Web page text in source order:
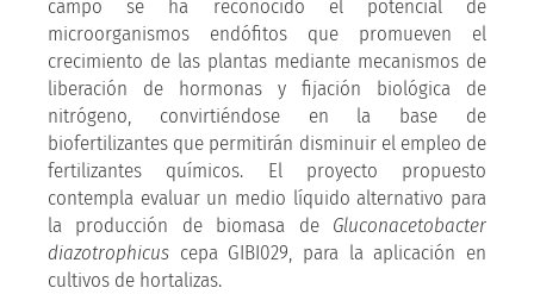
campo se ha reconocido el potencial de
microorganismos endófitos que promueven el
crecimiento de las plantas mediante mecanismos de
liberación de hormonas y fijación biológica de
nitrógeno, convirtiéndose en la base de
biofertilizantes que permitirán disminuir el empleo de
fertilizantes químicos. El proyecto propuesto
contempla evaluar un medio líquido alternativo para
la producción de biomasa de Gluconacetobacter
diazotrophicus cepa GIBI029, para la aplicación en
cultivos de hortalizas.